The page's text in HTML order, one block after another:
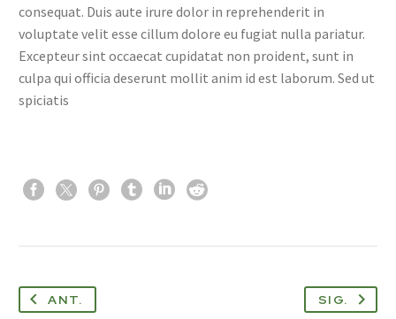
consequat. Duis aute irure dolor in reprehenderit in
voluptate velit esse cillum dolore eu fugiat nulla pariatur.
Excepteur sint occaecat cupidatat non proident, sunt in
culpa qui officia deserunt mollit anim id est laborum. Sed ut
spiciatis
ANT. SIG.